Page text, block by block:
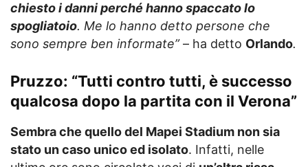
chiesto i danni perché hanno spaccato lo
spogliatoio. Me lo hanno detto persone che
sono sempre ben informate”– ha detto Orlando.
Pruzzo: “Tutti contro tutti, è successo
qualcosa dopo la partita con il Verona”
Sembra che quello del Mapei Stadium non sia
stato un caso unico ed isolato. Infatti, nelle